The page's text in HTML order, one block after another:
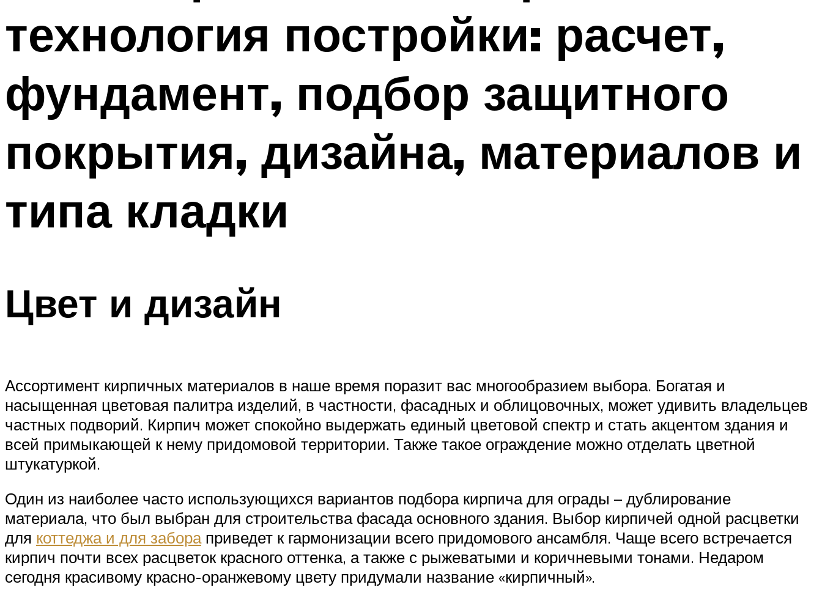
технология постройки: расчет,
фундамент, подбор защитного
покрытия, дизайна, материалов и
типа кладки
Цвет и дизайн
Ассортимент кирпичных материалов в наше время поразит вас многообразием выбора. Богатая и
насыщенная цветовая палитра изделий, в частности, фасадных и облицовочных, может удивить владельцев
частных подворий. Кирпич может спокойно выдержать единый цветовой спектр и стать акцентом здания и
всей примыкающей к нему придомовой территории. Также такое ограждение можно отделать цветной
штукатуркой.
Один из наиболее часто использующихся вариантов подбора кирпича для ограды – дублирование
материала, что был выбран для строительства фасада основного здания. Выбор кирпичей одной расцветки
для коттеджа и для забораприведет к гармонизации всего придомового ансамбля. Чаще всего встречается
кирпич почти всех расцветок красного оттенка, а также с рыжеватыми и коричневыми тонами. Недаром
сегодня красивому красно-оранжевому цвету придумали название «кирпичный».